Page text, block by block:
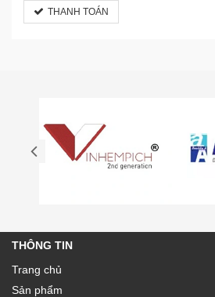
THANH TOÁN
THÔNG TIN
Trang chủ
Sản phẩm